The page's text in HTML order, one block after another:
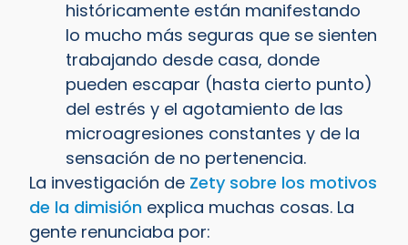
históricamente están manifestando
lo mucho más seguras que se sienten
trabajando desde casa, donde
pueden escapar (hasta cierto punto)
del estrés y el agotamiento de las
microagresiones constantes y de la
sensación de no pertenencia.
La investigación de Zety sobre los motivos
de la dimisión explica muchas cosas. La
gente renunciaba por: